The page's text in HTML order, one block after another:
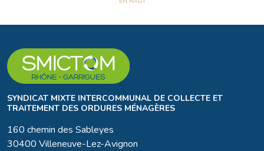
SYNDICAT MIXTE INTERCOMMUNAL DE COLLECTE ET
TRAITEMENT DES ORDURES MÉNAGÈRES
160 chemin des Sableyes
30400 Villeneuve-Lez-Avignon